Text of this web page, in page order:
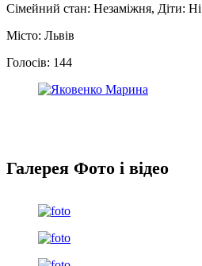
Сімейний стан: Незаміжня, Діти: Ні
Місто: Львів
Голосів: 144
Галерея Фото і відео